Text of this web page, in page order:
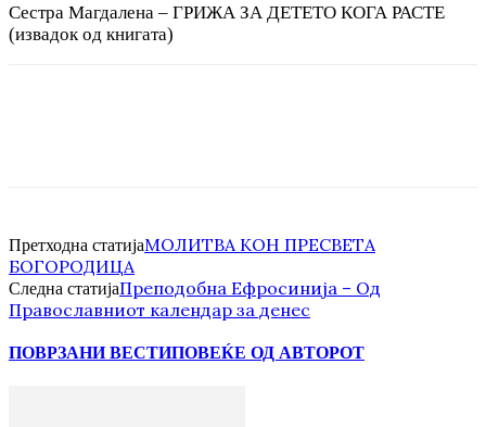
Сестра Магдалена – ГРИЖА ЗА ДЕТЕТО КОГА РАСТЕ
(извадок од книгата)
Претходна статијаМОЛИТВА КОН ПРЕСВЕТА
БОГОРОДИЦА
Следна статијаПреподобна Ефросинија – Од
Православниот календар за денес
ПОВРЗАНИ ВЕСТИПОВЕЌЕ ОД АВТОРОТ